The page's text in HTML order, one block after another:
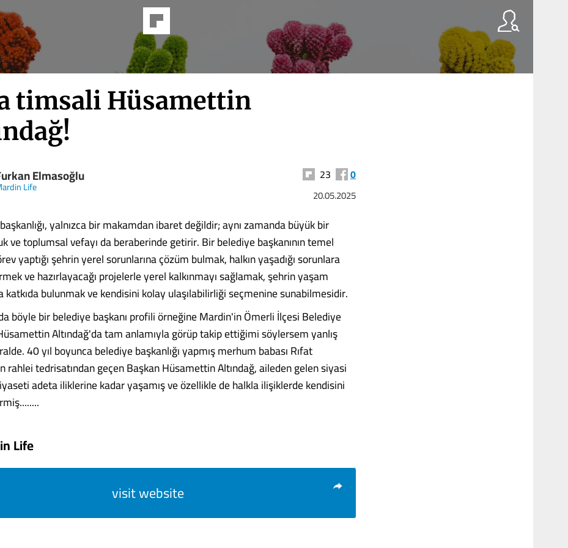
timsali Hüsamettin
Elmasoğlu
Life
23 0
20.05.2025
yalnızca bir makamdan ibaret değildir; aynı zamanda büyük bir
ve toplumsal vefayı da beraberinde getirir. Bir belediye başkanının temel
yaptığı şehrin yerel sorunlarına çözüm bulmak, halkın yaşadığı sorunlara
ve hazırlayacağı projelerle yerel kalkınmayı sağlamak, şehrin yaşam
katkıda bulunmak ve kendisini kolay ulaşılabilirliği seçmenine sunabilmesidir.
böyle bir belediye başkanı profili örneğine Mardin'in Ömerli İlçesi Belediye
Altındağ'da tam anlamıyla görüp takip ettiğimi söylersem yanlış
40 yıl boyunca belediye başkanlığı yapmış merhum babası Rıfat
rahlei tedrisatından geçen Başkan Hüsamettin Altındağ, aileden gelen siyasi
adeta iliklerine kadar yaşamış ve özellikle de halkla ilişiklerde kendisini
Life
visit website